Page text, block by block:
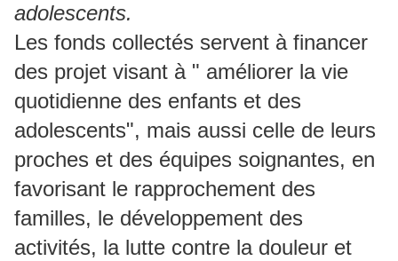
adolescents.
Les fonds collectés servent à financer
des projet visant à " améliorer la vie
quotidienne des enfants et des
adolescents", mais aussi celle de leurs
proches et des équipes soignantes, en
favorisant le rapprochement des
familles, le développement des
activités, la lutte contre la douleur et